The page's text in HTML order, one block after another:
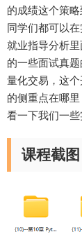
的成绩这个策略
同学们都可以
就业指导分析
的一些面试真
量化交易，这
的侧重点在哪
看一下我们一些
课程截图